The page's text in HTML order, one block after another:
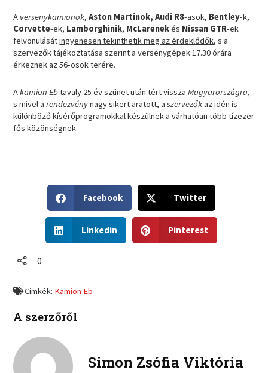
A versenykamionok,Aston Martinok, Audi R8-asok, Bentley-k,
Corvette-ek, Lamborghinik, McLarenekés Nissan GTR-ek
felvonulásátingyenesen tekinthetik meg az érdeklődők, s a
szervezők tájékoztatása szerint a versenygépek 17.30 órára
érkeznek az 56-osok terére.
Akamion Ebtavaly 25 év szünet után tért visszaMagyarországra,
s mivel arendezvénynagy sikert aratott, aszervezőkaz idén is
különböző kísérőprogramokkal készülnek a várhatóan több tízezer
fős közönségnek.
h
r
b
o
Facebook
h
Twitter
h
n
i
k
Linkedin
h
r
Pinterest
0
Címkék: Kamion Eb
A szerzőről
Simon Zsófia Viktória